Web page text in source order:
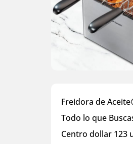
Freidora de
Todo lo que
Centro dollar 123